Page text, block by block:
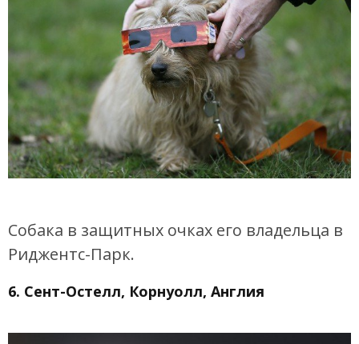
Собака в защитных очках его владельца в
Риджентс-Парк.
6. Сент-Остелл, Корнуолл, Англия